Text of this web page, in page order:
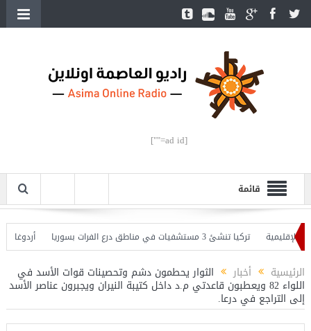
[ad id=""]
قائمة
تركيا تنشئ 3 مستشفيات في مناطق درع الفرات بسوريا
أردوغان
الرئيسية أخبار الثوار يحطمون دشم وتحصينات قوات الأسد في
اللواء 82 ويعطبون قاعدتي م.د داخل كتيبة النيران ويجبرون عناصر الأسد
إلى التراجع في درعا.